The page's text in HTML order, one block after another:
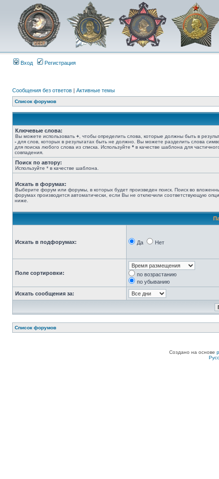
Вход Регистрация
Сообщения без ответов | Активные темы
Список форумов
Ключевые слова:
Вы можете использовать + , чтобы определить слова, которые должны быть в
- для слов, которых в результатах быть не должно. Вы можете разделить слова
для поиска любого слова из списка. Используйте * в качестве шаблона для
совпадения.
Поиск по автору:
Используйте * в качестве шаблона.
Искать в форумах:
Выберите форум или форумы, в которых будет произведен поиск. Поиск во
форумах производится автоматически, если Вы не отключили соответствующую
ниже.
Искать в подфорумах: Да Нет
Поле сортировки:
по возрастанию
по убыванию
Искать сообщения за:
Список форумов
Создано на основе